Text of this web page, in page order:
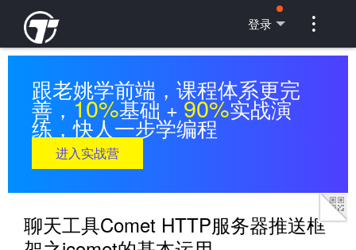
登录 
跟老姚学前端，课程体系更完
善，10%基础 +90%实战演
练，快人一步学编程
进入实战营
聊天工具Comet HTTP服务器推送框